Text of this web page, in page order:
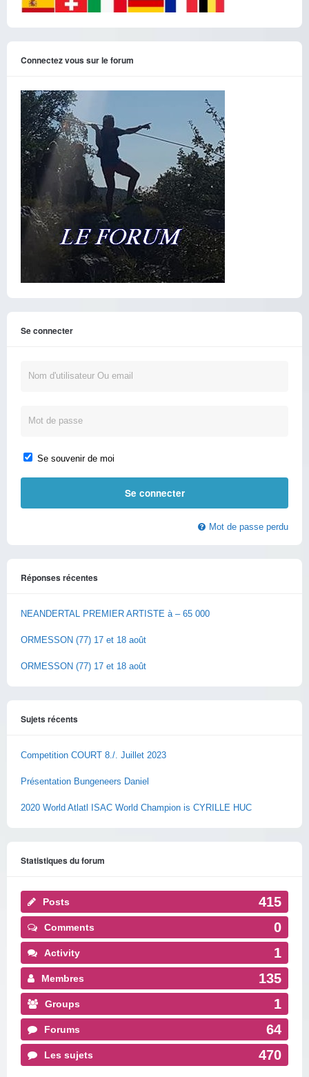
Connectez vous sur le forum
Se connecter
Se souvenir de moi
Mot de passe perdu
Réponses récentes
NEANDERTAL PREMIER ARTISTE à – 65 000
ORMESSON (77) 17 et 18 août
ORMESSON (77) 17 et 18 août
Sujets récents
Competition COURT 8./. Juillet 2023
Présentation Bungeneers Daniel
2020 World Atlatl ISAC World Champion is CYRILLE HUC
Statistiques du forum
Posts 415
Comments 0
Activity 1
Membres 135
Groups 1
Forums 64
Les sujets 470